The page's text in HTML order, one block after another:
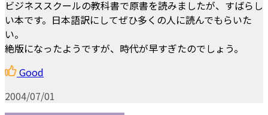
ビジネススクールの教科書で原書を読みましたが、すばらし
い本です。日本語訳にしてぜひ多くの人に読んでもらいた
い。
絶版になったようですが、時代が早すぎたのでしょう。
Good
2004/07/01